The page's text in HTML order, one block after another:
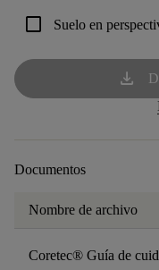
check_box_outline_blank Suelo en
download
Documentos
Nombre de archivo
Coretec® Guía de